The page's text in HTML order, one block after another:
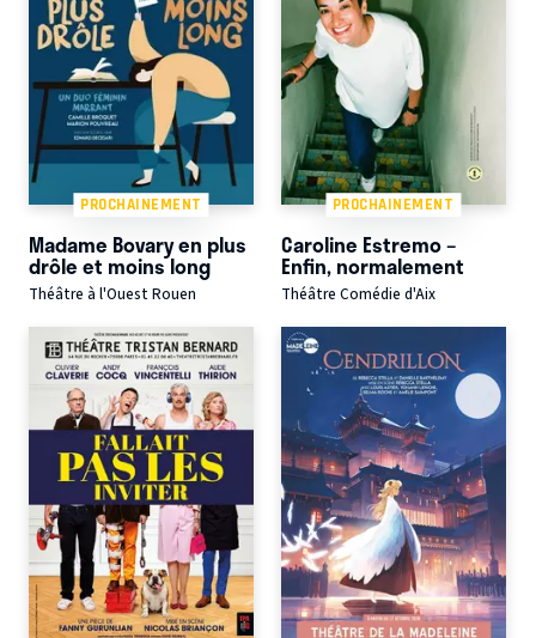
PROCHAINEMENT
Madame Bovary en plus
drôle et moins long
Théâtre à l'Ouest Rouen
PROCHAINEMENT
Caroline Estremo –
Enfin, normalement
Théâtre Comédie d'Aix